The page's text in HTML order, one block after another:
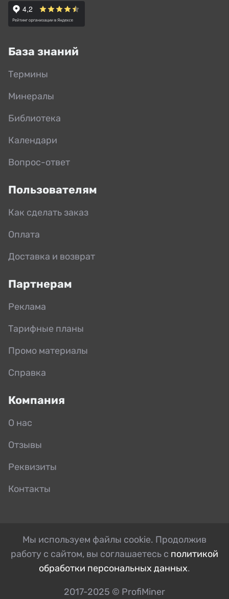
База знаний
Термины
Минералы
Библиотека
Календари
Вопрос-ответ
Пользователям
Как сделать заказ
Оплата
Доставка и возврат
Партнерам
Реклама
Тарифные планы
Промо материалы
Справка
Компания
О нас
Отзывы
Реквизиты
Контакты
Мы используем файлы cookie. Продолжив
работу с сайтом, вы соглашаетесь с политикой
обработки персональных данных.
2017-2025 © ProfiMiner